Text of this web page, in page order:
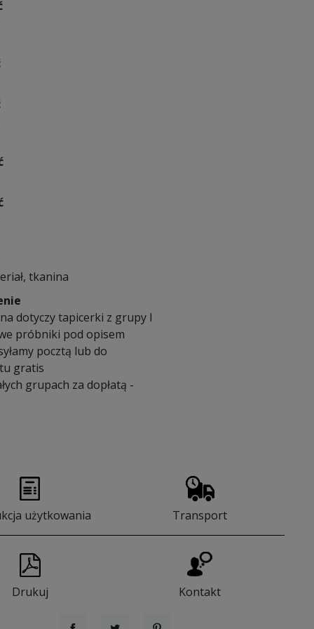
tkanina
dotyczy tapicerki z grupy I
próbniki pod opisem
pocztą lub do
gratis
grupach za dopłatą -
użytkowania Transport
Drukuj Kontakt